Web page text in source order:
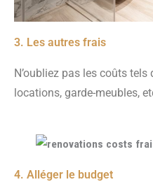
3. Les autres frais
N’oubliez pas les coûts
locations, garde-meubles,
4. Alléger le budget